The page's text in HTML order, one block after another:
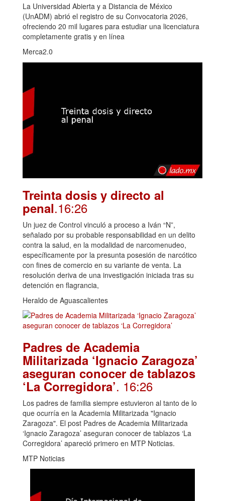
La Universidad Abierta y a Distancia de México
(UnADM) abrió el registro de su Convocatoria 2026,
ofreciendo 20 mil lugares para estudiar una licenciatura
completamente gratis y en línea
Merca2.0
Treinta dosis y directo al
penal.16:26
Un juez de Control vinculó a proceso a Iván “N”,
señalado por su probable responsabilidad en un delito
contra la salud, en la modalidad de narcomenudeo,
específicamente por la presunta posesión de narcótico
con fines de comercio en su variante de venta. La
resolución deriva de una investigación iniciada tras su
detención en flagrancia,
Heraldo de Aguascalientes
Padres de Academia
Militarizada ‘Ignacio Zaragoza’
aseguran conocer de tablazos
‘La Corregidora’. 16:26
Los padres de familia siempre estuvieron al tanto de lo
que ocurría en la Academia Militarizada "Ignacio
Zaragoza". El post Padres de Academia Militarizada
‘Ignacio Zaragoza’ aseguran conocer de tablazos ‘La
Corregidora’ apareció primero en MTP Noticias.
MTP Noticias